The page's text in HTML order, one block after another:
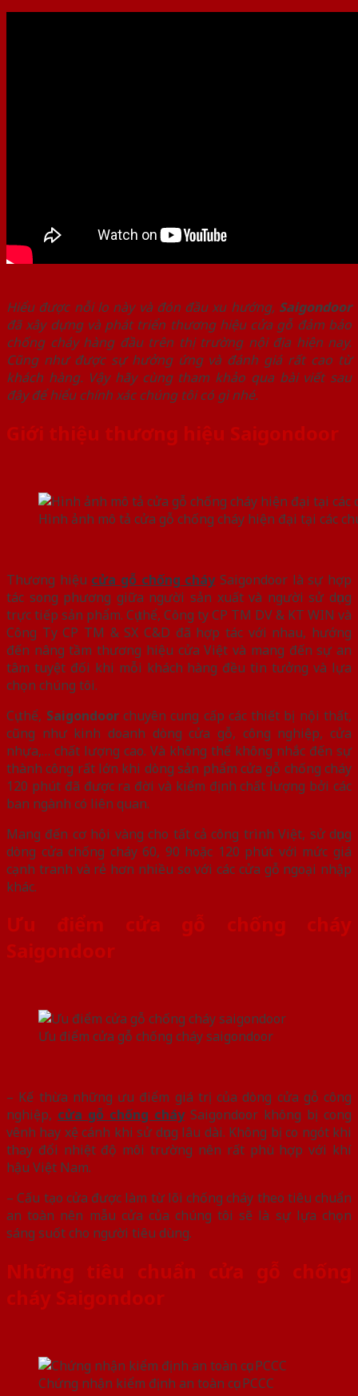
Hiểu được nỗi lo này và đón đầu xu hướng, Saigondoor
đã xây dựng và phát triển thương hiệu cửa gỗ đảm bảo
chống cháy hàng đầu trên thị trường nội địa hiện nay.
Cũng như được sự hưởng ứng và đánh giá rất cao từ
khách hàng. Vậy hãy cùng tham khảo qua bài viết sau
đây để hiểu chính xác chúng tôi có gì nhé.
Giới thiệu thương hiệu Saigondoor
Hình ảnh mô tả cửa gỗ chống cháy hiện đại tại các
Thương hiệu cửa gỗ chống cháySaigondoor là sự hợp
tác song phương giữa người sản xuất và người sử dụng
trực tiếp sản phẩm. Cụ thể, Công ty CP TM DV & KT WIN và
Công Ty CP TM & SX C&D đã hợp tác với nhau, hướng
đến nâng tầm thương hiệu cửa Việt và mang đến sự an
tâm tuyệt đối khi mỗi khách hàng đều tin tưởng và lựa
chọn chúng tôi.
Cụ thể, Saigondoorchuyên cung cấp các thiết bị nội thất,
cũng như kinh doanh dòng cửa gỗ, công nghiệp, cửa
nhựa,… chất lượng cao. Và không thể không nhắc đến sự
thành công rất lớn khi dòng sản phẩm cửa gỗ chống cháy
120 phút đã được ra đời và kiểm định chất lượng bởi các
ban ngành có liên quan.
Mang đến cơ hội vàng cho tất cả công trình Việt, sử dụng
dòng cửa chống cháy 60, 90 hoặc 120 phút với mức giá
cạnh tranh và rẻ hơn nhiều so với các cửa gỗ ngoại nhập
khác.
Ưu điểm cửa gỗ chống cháy
Saigondoor
Ưu điểm cửa gỗ chống cháy saigondoor
– Kế thừa những ưu điểm giá trị của dòng cửa gỗ công
nghiệp, cửa gỗ chống cháySaigondoor không bị cong
vênh hay xệ cánh khi sử dụng lâu dài. Không bị co ngót khi
thay đổi nhiệt độ môi trường nên rất phù hợp với khí
hậu Việt Nam.
– Cấu tạo cửa được làm từ lõi chống cháy theo tiêu chuẩn
an toàn nên mẫu cửa của chúng tôi sẽ là sự lựa chọn
sáng suốt cho người tiêu dùng.
Những tiêu chuẩn cửa gỗ chống
cháy Saigondoor
Chứng nhận kiểm định an toàn cục PCCC